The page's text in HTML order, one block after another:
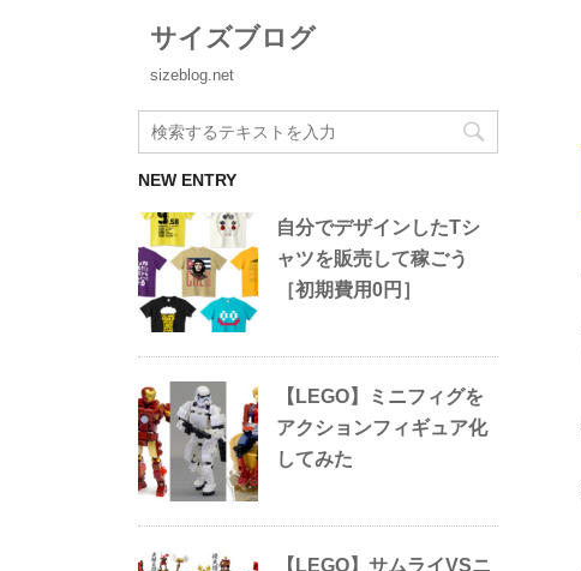
サイズブログ
sizeblog.net
NEW ENTRY
自分でデザインしたTシ
ャツを販売して稼ごう
［初期費用0円］
【LEGO】ミニフィグを
アクションフィギュア化
してみた
【LEGO】サムライVSニ